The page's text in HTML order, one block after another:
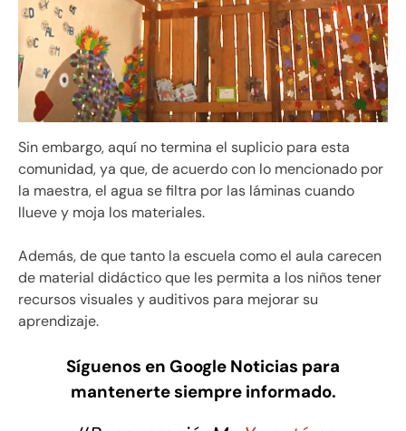
Sin embargo, aquí no termina el suplicio para esta
comunidad, ya que, de acuerdo con lo mencionado por
la maestra, el agua se filtra por las láminas cuando
llueve y moja los materiales.
Además, de que tanto la escuela como el aula carecen
de material didáctico que les permita a los niños tener
recursos visuales y auditivos para mejorar su
aprendizaje.
Síguenos en Google Noticias para
mantenerte siempre informado.